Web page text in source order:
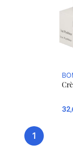
32
1